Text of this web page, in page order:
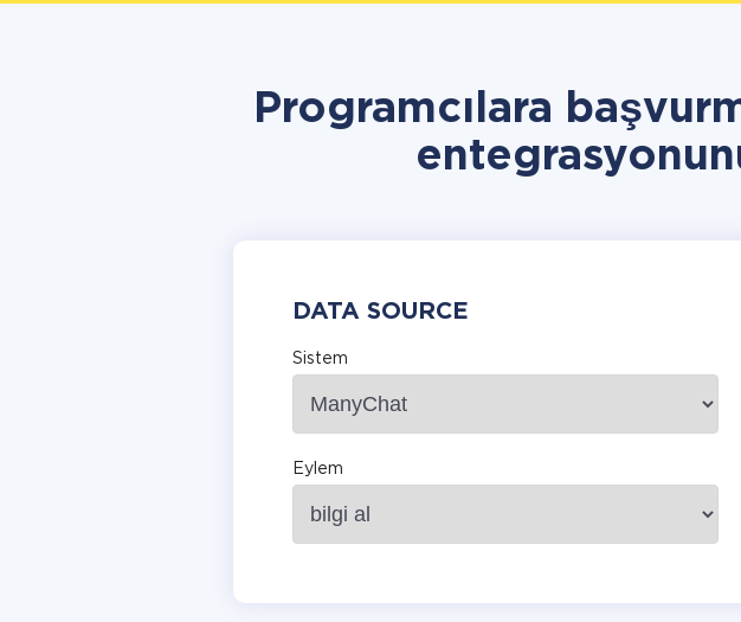
Programcılara
DATA SOURCE
Sistem
Eylem